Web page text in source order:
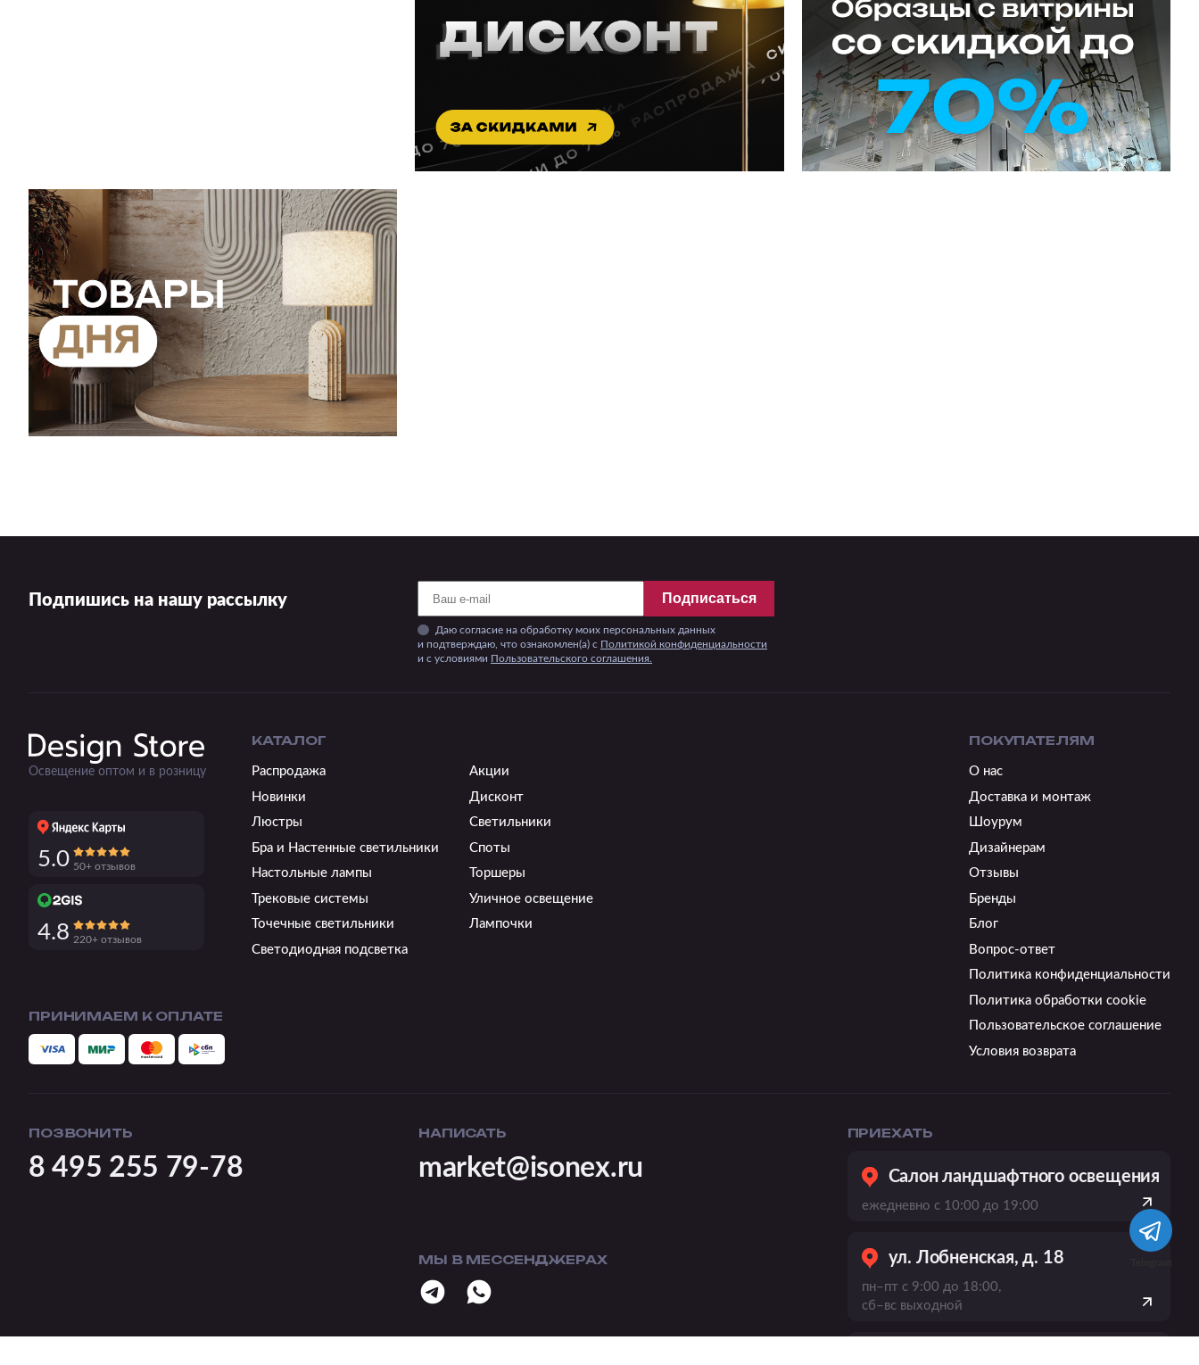
Подпишись на нашу рассылку Подписаться
Даю согласие на обработку моих персональных данных
и подтверждаю, что ознакомлен(а) с Политикой конфиденциальности
и c условиями Пользовательского соглашения.
Освещение оптом и в розницу
5.0 50+ отзывов
4.8 220+ отзывов
ПРИНИМАЕМ К ОПЛАТЕ
КАТАЛОГ
Распродажа
Акции
Новинки
Дисконт
Люстры
Светильники
Бра и Настенные светильники
Споты
Настольные лампы
Торшеры
Трековые системы
Уличное освещение
Точечные светильники
Лампочки
Светодиодная подсветка
ПОКУПАТЕЛЯМ
О нас
Доставка и монтаж
Шоурум
Дизайнерам
Отзывы
Бренды
Блог
Вопрос-ответ
Политика конфиденциальности
Политика обработки cookie
Пользовательское соглашение
Условия возврата
ПОЗВОНИТЬ
8 495 255 79-78
НАПИСАТЬ
market@isonex.ru
МЫ В МЕССЕНДЖЕРАХ
ПРИЕХАТЬ
Салон ландшафтного освещения
ежедневно с 10:00 до 19:00
ул. Лобненская, д. 18
пн–пт с 9:00 до 18:00,
сб–вс выходной
Telegram